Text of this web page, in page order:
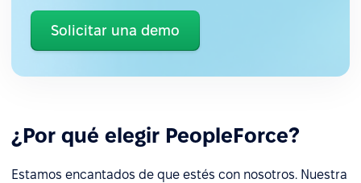
Solicitar una demo
¿Por qué elegir PeopleForce?
Estamos encantados de que estés con nosotros. Nuestra